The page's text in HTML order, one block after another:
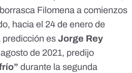
borrasca Filomena a comienzos
hacia el 24 de enero de
predicción es Jorge Rey
de 2021, predijo
durante la segunda